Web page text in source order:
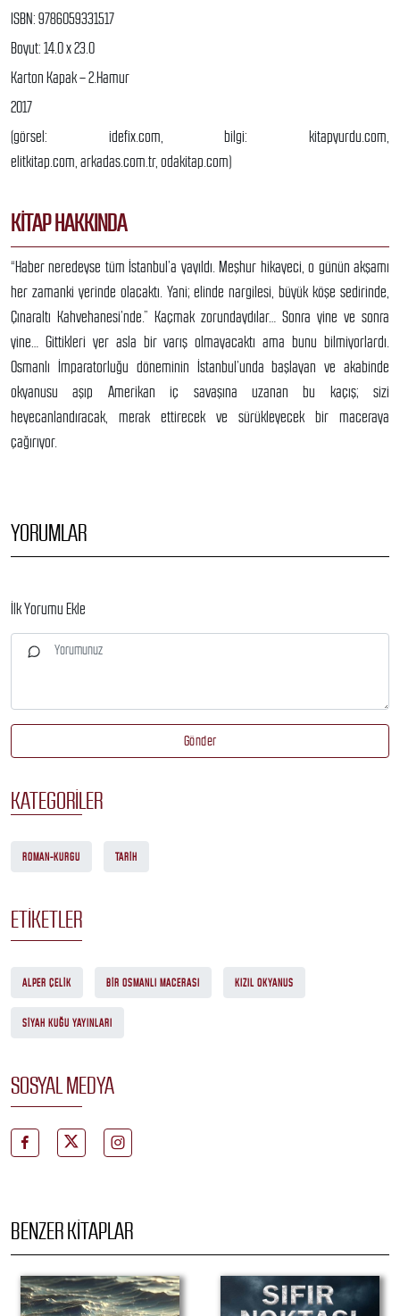
ISBN: 9786059331517
Boyut: 14.0 x 23.0
Karton Kapak – 2.Hamur
2017
(görsel: idefix.com, bilgi: kitapyurdu.com,
elitkitap.com, arkadas.com.tr, odakitap.com)
KITAP HAKKINDA
“Haber neredeyse tüm İstanbul’a yayıldı. Meşhur hikayeci, o günün akşamı
her zamanki yerinde olacaktı. Yani; elinde nargilesi, büyük köşe sedirinde,
Çınaraltı Kahvehanesi’nde.” Kaçmak zorundaydılar… Sonra yine ve sonra
yine… Gittikleri yer asla bir varış olmayacaktı ama bunu bilmiyorlardı.
Osmanlı İmparatorluğu döneminin İstanbul’unda başlayan ve akabinde
okyanusu aşıp Amerikan iç savaşına uzanan bu kaçış; sizi
heyecanlandıracak, merak ettirecek ve sürükleyecek bir maceraya
çağırıyor.
YORUMLAR
İlk Yorumu Ekle
Gönder
KATEGORILER
ROMAN-KURGU TARIH
ETIKETLER
ALPER ÇELIK BIR OSMANLI MACERASI KIZIL OKYANUS
SIYAH KUĞU YAYINLARI
SOSYAL MEDYA
BENZER KITAPLAR